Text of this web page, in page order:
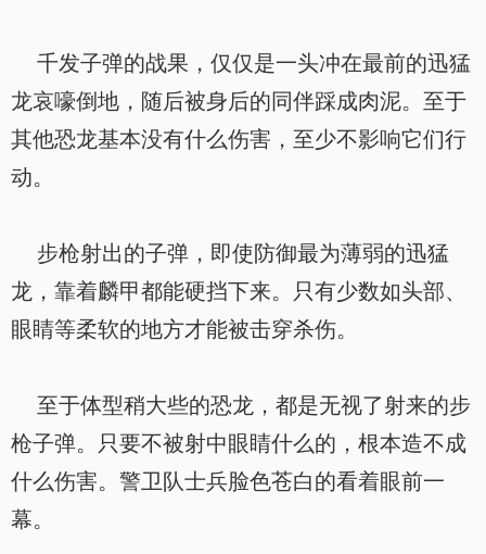
千发子弹的战果，仅仅是一头冲在最前的迅猛
龙哀嚎倒地，随后被身后的同伴踩成肉泥。至于
其他恐龙基本没有什么伤害，至少不影响它们行
动。
步枪射出的子弹，即使防御最为薄弱的迅猛
龙，靠着麟甲都能硬挡下来。只有少数如头部、
眼睛等柔软的地方才能被击穿杀伤。
至于体型稍大些的恐龙，都是无视了射来的步
枪子弹。只要不被射中眼睛什么的，根本造不成
什么伤害。警卫队士兵脸色苍白的看着眼前一
幕。